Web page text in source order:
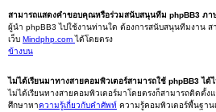
สามารถแสดงคำขอบคุณหรือร่วมสนับสนุนทีม phpBB3 ภา
ผู้นำ phpBB3 ไปใช้งานท่านใด ต้องการสนับสนุนทีมงาน ส
เว็บ Mindphp.comได้โดยตรง
ข้างบน
ไม่ได้เรียนมาทางสายคอมพิวเตอร์สามารถใช้ phpBB3 ได้
ไม่ได้เรียนทางสายคอมพิวเตอร์มาโดยตรงก็สามารถติดตั้ง
ศึกษาหาความรู้เกี่ยวกับคำศัพท์ ความรู้คอมพิวเตอร์พื้นฐาน